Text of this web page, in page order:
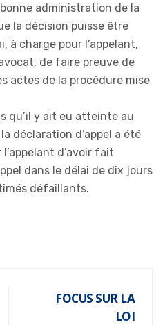
administration de la
la décision puisse être
à charge pour l’appelant,
de faire preuve de
actes de la procédure mise
qu’il y ait eu atteinte au
déclaration d’appel a été
d’avoir fait
dans le délai de dix jours
défaillants.
FOCUS SUR LA
LOI